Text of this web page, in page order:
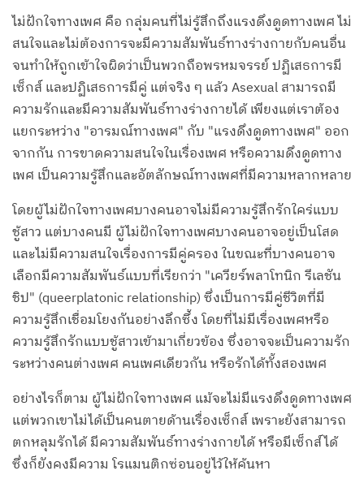
ไม่ฝักใจทางเพศ คือ กลุ่มคนที่ไม่รู้สึกถึงแรงดึงดูดทางเพศ ไม่
สนใจและไม่ต้องการจะมีความสัมพันธ์ทางร่างกายกับคนอื่น
จนทำให้ถูกเข้าใจผิดว่าเป็นพวกถือพรหมจรรย์ ปฏิเสธการมี
เซ็กส์ และปฏิเสธการมีคู่ แต่จริง ๆ แล้ว Asexual สามารถมี
ความรักและมีความสัมพันธ์ทางร่างกายได้ เพียงแต่เราต้อง
แยกระหว่าง "อารมณ์ทางเพศ" กับ "แรงดึงดูดทางเพศ" ออก
จากกัน การขาดความสนใจในเรื่องเพศ หรือความดึงดูดทาง
เพศ เป็นความรู้สึกและอัตลักษณ์ทางเพศที่มีความหลากหลาย
โดยผู้ไม่ฝักใจทางเพศบางคนอาจไม่มีความรู้สึกรักใคร่แบบ
ชู้สาว แต่บางคนมี ผู้ไม่ฝักใจทางเพศบางคนอาจอยู่เป็นโสด
และไม่มีความสนใจเรื่องการมีคู่ครอง ในขณะที่บางคนอาจ
เลือกมีความสัมพันธ์แบบที่เรียกว่า "เควียร์พลาโทนิก รีเลชัน
ชิป" (queerplatonic relationship) ซึ่งเป็นการมีคู่ชีวิตที่มี
ความรู้สึกเชื่อมโยงกันอย่างลึกซึ้ง โดยที่ไม่มีเรื่องเพศหรือ
ความรู้สึกรักแบบชู้สาวเข้ามาเกี่ยวข้อง ซึ่งอาจจะเป็นความรัก
ระหว่างคนต่างเพศ คนเพศเดียวกัน หรือรักได้ทั้งสองเพศ
อย่างไรก็ตาม ผู้ไม่ฝักใจทางเพศ แม้จะไม่มีแรงดึงดูดทางเพศ
แต่พวกเขาไม่ได้เป็นคนตายด้านเรื่องเซ็กส์ เพราะยังสามารถ
ตกหลุมรักได้ มีความสัมพันธ์ทางร่างกายได้ หรือมีเซ็กส์ได้
ซึ่งก็ยังคงมีความ โรแมนติกซ่อนอยู่ไว้ให้ค้นหา